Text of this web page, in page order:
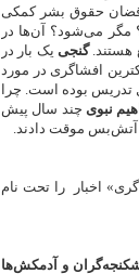
حقوق بشر کمکی
مگر می‌شود؟ آن‌ها در
هستند.گنجی یک بار در
افشاگری در مورد
تدریس بوده است. چرا
نبوی چند سال پیش
آتش‌بس موقت دادند.
اخبار را تحت نام
و آدمكش‌ها